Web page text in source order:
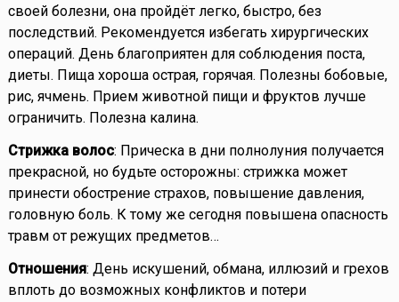
своей болезни, она пройдёт легко, быстро, без
последствий. Рекомендуется избегать хирургических
операций. День благоприятен для соблюдения поста,
диеты. Пища хороша острая, горячая. Полезны бобовые,
рис, ячмень. Прием животной пищи и фруктов лучше
ограничить. Полезна калина.
Стрижка волос: Прическа в дни полнолуния получается
прекрасной, но будьте осторожны: стрижка может
принести обострение страхов, повышение давления,
головную боль. К тому же сегодня повышена опасность
травм от режущих предметов…
Отношения: День искушений, обмана, иллюзий и грехов
вплоть до возможных конфликтов и потери